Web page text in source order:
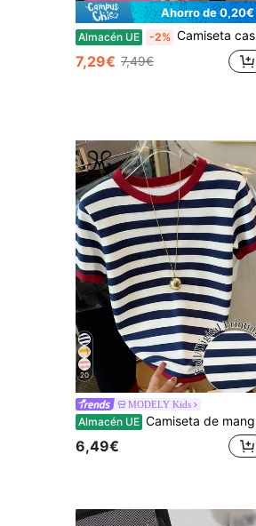
Ahorro de 0,20€
Almacén UE -2% Camiseta casual de manga corta con estampado, holgada y con hombros caídos, adecuada para niñas preadolescentes en verano
7,29€ 7,49€
20
MODELY Kids
Almacén UE Camiseta de manga corta de cuello redondo con rayas de colores retro y casual para niñas, estilo cómodo para verano y otoño, adecuado para uso diario de niñas, top de cuello redondo casual, diseño de rayas de colores minimalista adecuado para niñas de 8 a 12 años
6,49€